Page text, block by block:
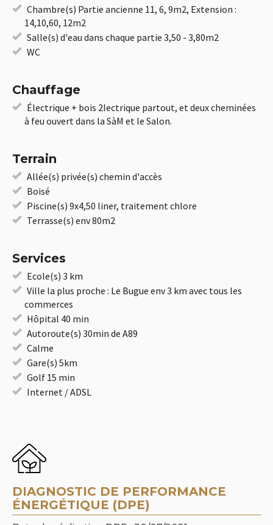
Chambre(s) Partie ancienne 11, 6, 9m2, Extension :
14,10,60, 12m2
Salle(s) d'eau dans chaque partie 3,50 - 3,80m2
WC
Chauffage
Électrique + bois 2lectrique partout, et deux cheminées
à feu ouvert dans la SàM et le Salon.
Terrain
Allée(s) privée(s) chemin d'accès
Boisé
Piscine(s) 9x4,50 liner, traitement chlore
Terrasse(s) env 80m2
Services
Ecole(s) 3 km
Ville la plus proche : Le Bugue env 3 km avec tous les
commerces
Hôpital 40 min
Autoroute(s) 30min de A89
Calme
Gare(s) 5km
Golf 15 min
Internet / ADSL
DIAGNOSTIC DE PERFORMANCE
ÉNERGÉTIQUE (DPE)